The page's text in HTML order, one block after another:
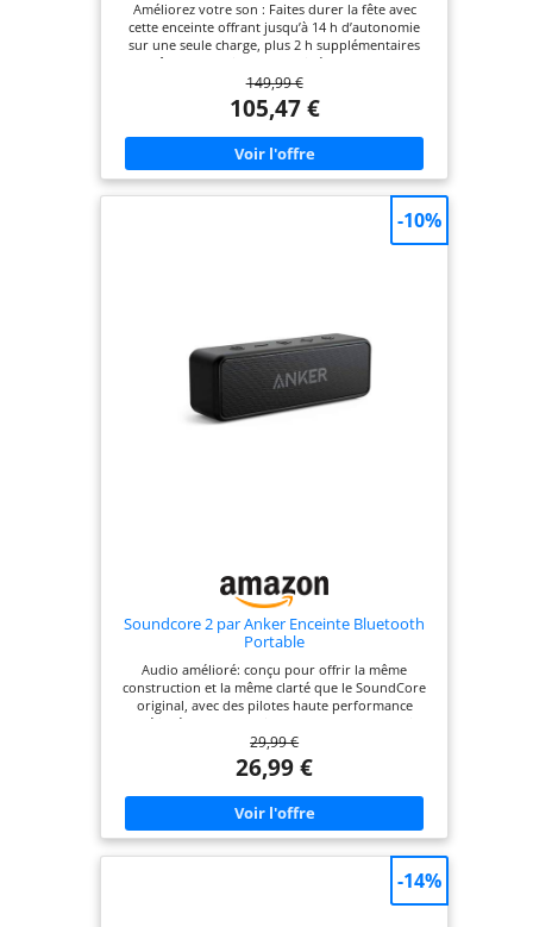
Améliorez votre son : Faites durer la fête avec
cette enceinte offrant jusqu’à 14 h d’autonomie
sur une seule charge, plus 2 h supplémentaires
grâce au Playtime Boost ; idéale pour une
utilisation en intérieur comme en extérieur Un
son puissant : Profitez de basses percutantes et
d’aigus cristallins grâce au nouveau design dôme ;
l'IA Sound Boost optimise les performances
acoustiques pour un son clair et sans distorsion
Conçue pour le fun : Faites tomber la JBL Flip 7
jusqu’à 1 mètre, emmenez-la sous la douche ou
jamais Emportez-la partout : Des fêtes sur la plage
aux soirées cosy, la JBL Flip 7 transforme chaque
interchangeables, vous permettant de fixer,
suspendre ou transporter votre enceinte à la main
; une sangle et un mousqueton sont inclus
149,99 €
105,47 €
Soundcore 2 par Anker Enceinte Bluetooth
Portable
Audio amélioré: conçu pour offrir la même
construction et la même clarté que le SoundCore
original, avec des pilotes haute performance
améliorés de 2x 6W. Bigger Bass: la technologie
BassUp de marque Anker offre une large gamme
de sons, avec des bas profonds. Durée de vie
incroyable de la batterie: temps de lecture de 24
heures / 500 chansons alimenté par une batterie
Li-ion haute capacité intégrée et la technologie de
gestion d'énergie leader dans l'industrie d'Anker.
IPX7, vous permettent d'écouter sans effort dans
n'importe quel environnement. Ce que vous
29,99 €
26,99 €
-10%
-14%